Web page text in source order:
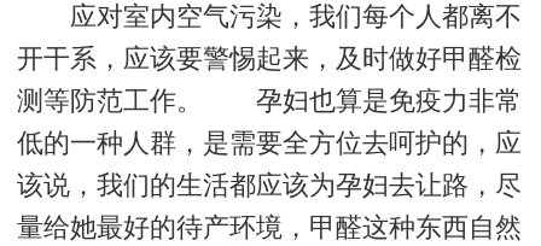
应对室内空气污染，我们每个人都离不
开干系，应该要警惕起来，及时做好甲醛检
测等防范工作。 孕妇也算是免疫力非常
低的一种人群，是需要全方位去呵护的，应
该说，我们的生活都应该为孕妇去让路，尽
量给她最好的待产环境，甲醛这种东西自然